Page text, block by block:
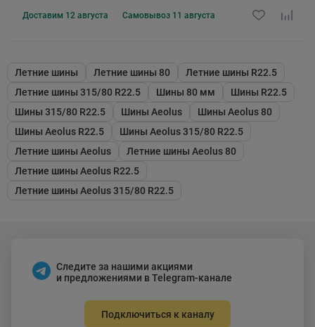
Доставим 12 августа Самовывоз 11 августа
Летние шины Летние шины 80
Летние шины R22.5
Летние шины 315/80 R22.5
Шины 80 мм
Шины R22.5
Шины 315/80 R22.5
Шины Aeolus
Шины Aeolus 80
Шины Aeolus R22.5
Шины Aeolus 315/80 R22.5
Летние шины Aeolus
Летние шины Aeolus 80
Летние шины Aeolus R22.5
Летние шины Aeolus 315/80 R22.5
Следите за нашими акциями
и предложениями в Telegram-канале
Подключиться к каналу